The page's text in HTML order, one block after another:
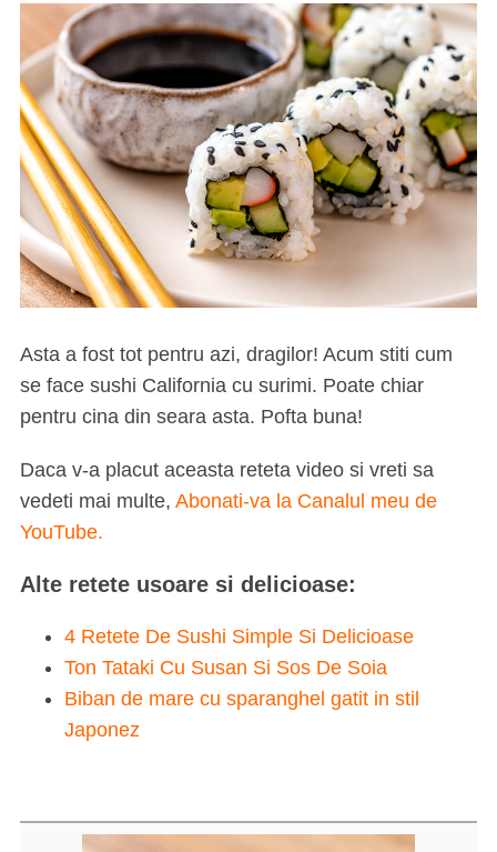
Asta a fost tot pentru azi, dragilor! Acum stiti cum
se face sushi California cu surimi. Poate chiar
pentru cina din seara asta. Pofta buna!
Daca v-a placut aceasta reteta video si vreti sa
vedeti mai multe, Abonati-va la Canalul meu de
YouTube.
Alte retete usoare si delicioase:
4 Retete De Sushi Simple Si Delicioase
Ton Tataki Cu Susan Si Sos De Soia
Biban de mare cu sparanghel gatit in stil
Japonez